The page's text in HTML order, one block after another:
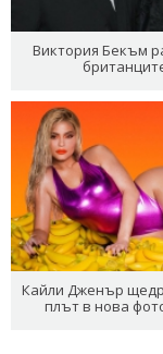
Виктория Бекъм
Кайли Дженър
плът в нова